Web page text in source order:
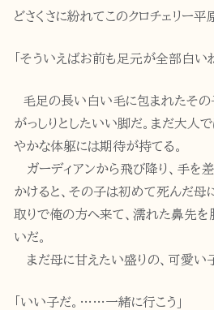
どさくさに紛れてこのクロチェリー平
「そういえばお前も足元が全部白い
毛足の長い白い毛に包まれたその
がっしりとしたいい脚だ。まだ大人
やかな体躯には期待が持てる。
ガーディアンから飛び降り、手を
かけると、その子は初めて死んだ母
取りで俺の方へ来て、濡れた鼻先
いだ。
まだ母に甘えたい盛りの、可愛い子
「いい子だ。……一緒に行こう」